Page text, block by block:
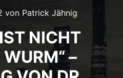
von Patrick Jähnig
NICHT
–